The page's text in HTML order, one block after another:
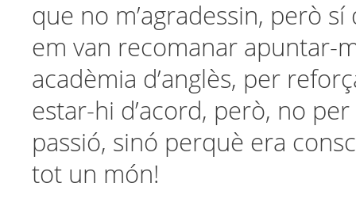
que no m’agradessin, però sí
em van recomanar apuntar-
acadèmia d’anglès, per
estar-hi d’acord, però, no
passió, sinó perquè era
tot un món!